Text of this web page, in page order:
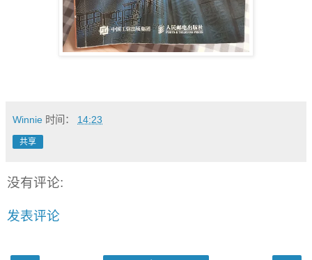
Winnie 时间： 14:23
共享
没有评论:
发表评论